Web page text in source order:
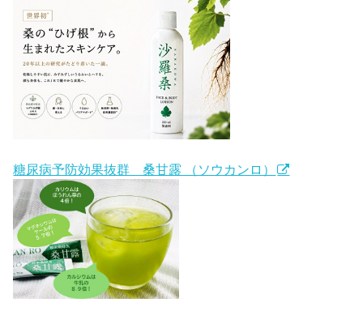
糖尿病予防効果抜群 桑甘露 （ソウカンロ）